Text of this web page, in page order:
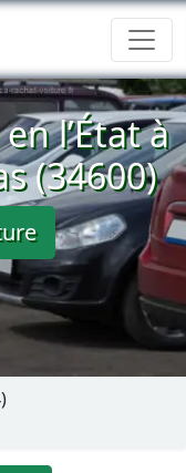
l’État à
(34600)